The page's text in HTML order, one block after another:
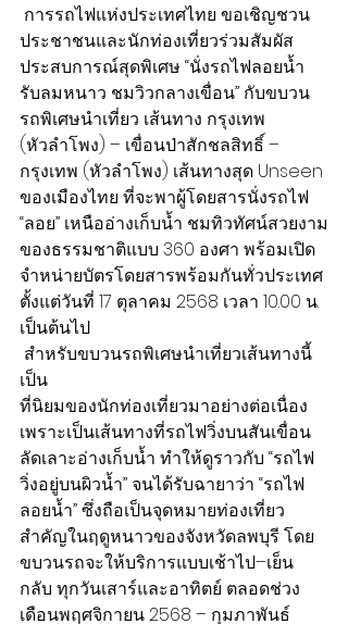
การรถไฟแห่งประเทศไทย ขอเชิญชวน
ประชาชนและนักท่องเที่ยวร่วมสัมผัส
ประสบการณ์สุดพิเศษ “นั่งรถไฟลอยน้ำ
รับลมหนาว ชมวิวกลางเขื่อน” กับขบวน
รถพิเศษนำเที่ยว เส้นทาง กรุงเทพ
(หัวลำโพง) – เขื่อนป่าสักชลสิทธิ์ –
กรุงเทพ (หัวลำโพง) เส้นทางสุด Unseen
ของเมืองไทย ที่จะพาผู้โดยสารนั่งรถไฟ
“ลอย” เหนืออ่างเก็บน้ำ ชมทิวทัศน์สวยงาม
ของธรรมชาติแบบ 360 องศา พร้อมเปิด
จำหน่ายบัตรโดยสารพร้อมกันทั่วประเทศ
ตั้งแต่วันที่ 17 ตุลาคม 2568 เวลา 10.00 น.
เป็นต้นไป
สำหรับขบวนรถพิเศษนำเที่ยวเส้นทางนี้
เป็น
ที่นิยมของนักท่องเที่ยวมาอย่างต่อเนื่อง
เพราะเป็นเส้นทางที่รถไฟวิ่งบนสันเขื่อน
ลัดเลาะอ่างเก็บน้ำ ทำให้ดูราวกับ “รถไฟ
วิ่งอยู่บนผิวน้ำ” จนได้รับฉายาว่า “รถไฟ
ลอยน้ำ” ซึ่งถือเป็นจุดหมายท่องเที่ยว
สำคัญในฤดูหนาวของจังหวัดลพบุรี โดย
ขบวนรถจะให้บริการแบบเช้าไป–เย็น
กลับ ทุกวันเสาร์และอาทิตย์ ตลอดช่วง
เดือนพฤศจิกายน 2568 – กุมภาพันธ์